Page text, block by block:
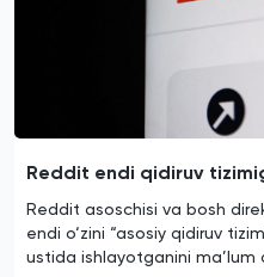
Reddit endi qidiruv
Reddit asoschisi va bosh
endi o‘zini “asosiy qidiruv
ustida ishlayotganini ma’lum